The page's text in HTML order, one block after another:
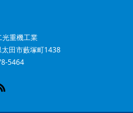
光重機工業
田市藪塚町1438
5464